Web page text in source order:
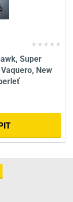
Super
New